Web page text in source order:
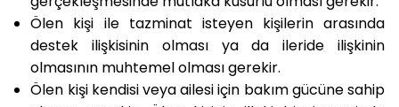
Ölen kişi ile tazminat isteyen kişilerin arasında
destek ilişkisinin olması ya da ileride ilişkinin
olmasının muhtemel olması gerekir.
Ölen kişi kendisi veya ailesi için bakım gücüne sahip